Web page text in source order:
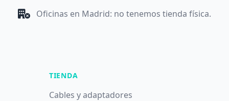
Oficinas en Madrid: no tenemos tienda física.
TIENDA
Cables y adaptadores